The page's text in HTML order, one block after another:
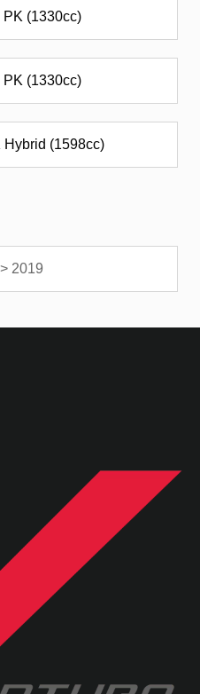
PK (1330cc)
PK (1330cc)
Hybrid (1598cc)
2019